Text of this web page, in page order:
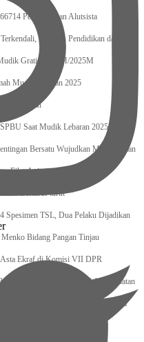
Personel Dan Alutsista
Layanan Pendidikan dan
Gratis 1446 H/2025M
Mudik Lebaran 2025
Kembalikan
SPBU Saat Mudik Lebaran 2025
Bersatu Wujudkan Mudik Aman
Film Animasi Jumbo
Berturut-turut
Spesimen TSL, Dua Pelaku Dijadikan
Bidang Pangan Tinjau
Asta Ekraf di Komisi VII DPR
Triliun untuk Program Cek Kesehatan
Terluar Indonesia Malaysia
Kementerian Agama pada 29